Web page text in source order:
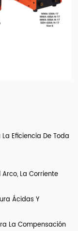
Eficiencia De Toda
La Corriente
Ácidas Y
La Compensación